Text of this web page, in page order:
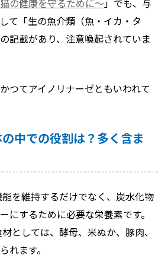
て「生の魚介類（魚・イカ・タ
記載があり、注意喚起されていま
つてアイノリナーゼともいわれて
中での役割は？多く含ま
を維持するだけでなく、炭水化物
にするために必要な栄養素です。
としては、酵母、米ぬか、豚肉、
れます。